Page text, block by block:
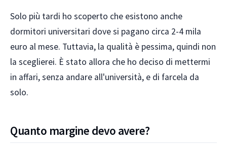
Solo più tardi ho scoperto che esistono anche
dormitori universitari dove si pagano circa 2-4 mila
euro al mese. Tuttavia, la qualità è pessima, quindi non
la sceglierei. È stato allora che ho deciso di mettermi
in affari, senza andare all'università, e di farcela da
solo.
Quanto margine devo avere?